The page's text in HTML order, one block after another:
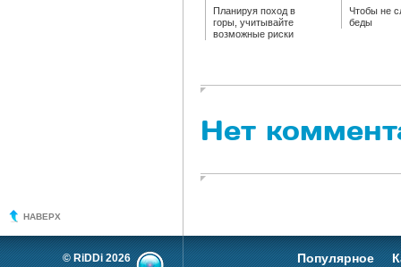
Планируя поход в
горы, учитывайте
возможные риски
Чтобы не
беды
Нет
НАВЕРХ
© RiDDi 2026 Популярное